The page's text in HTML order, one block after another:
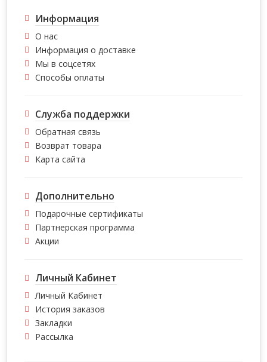
Информация
О нас
Информация о доставке
Мы в соцсетях
Способы оплаты
Служба поддержки
Обратная связь
Возврат товара
Карта сайта
Дополнительно
Подарочные сертификаты
Партнерская программа
Акции
Личный Кабинет
Личный Кабинет
История заказов
Закладки
Рассылка